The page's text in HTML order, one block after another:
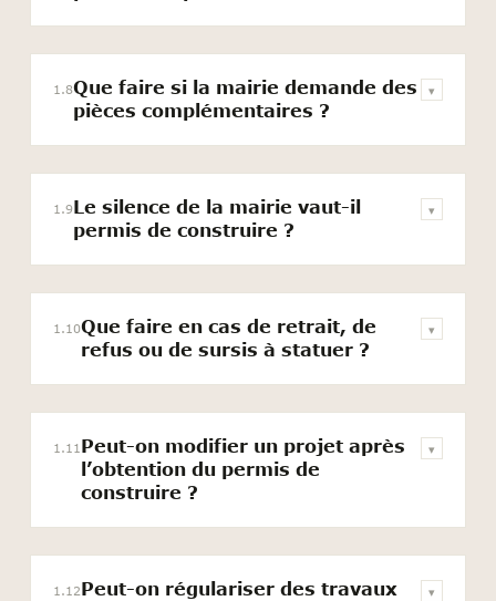
1.8Que faire si la mairie demande des
pièces complémentaires ?
▾
1.9Le silence de la mairie vaut-il
permis de construire ?
▾
1.10Que faire en cas de retrait, de
refus ou de sursis à statuer ?
▾
1.11 Peut-on modifier un projet après
l’obtention du permis de
construire ?
▾
1.12Peut-on régulariser des travaux
▾